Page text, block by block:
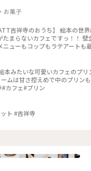
お菓子
のおうち】 絵本の世界に入り込んだよ
ないカフェですっ！！ 壁全体に絵が書か
ニューもコップもラテアートも
本みたいな可愛いカフェのプリ
ムは甘さ控えめで中のプリン
寺#カフェ#プリン
ト #吉祥寺